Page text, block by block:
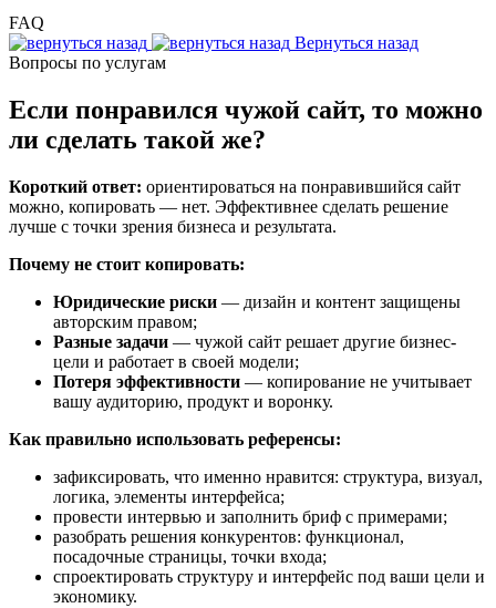
FAQ
Вернуться назад
Вопросы по услугам
Если понравился чужой сайт, то можно
ли сделать такой же?
Короткий ответ: ориентироваться на понравившийся сайт
можно, копировать — нет. Эффективнее сделать решение
лучше с точки зрения бизнеса и результата.
Почему не стоит копировать:
Юридические риски — дизайн и контент защищены
авторским правом;
Разные задачи — чужой сайт решает другие бизнес-
цели и работает в своей модели;
Потеря эффективности — копирование не учитывает
вашу аудиторию, продукт и воронку.
Как правильно использовать референсы:
зафиксировать, что именно нравится: структура, визуал,
логика, элементы интерфейса;
провести интервью и заполнить бриф с примерами;
разобрать решения конкурентов: функционал,
посадочные страницы, точки входа;
спроектировать структуру и интерфейс под ваши цели и
экономику.